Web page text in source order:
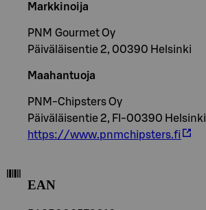
Markkinoija
PNM Gourmet Oy
Päiväläisentie 2, 00390 Helsinki
Maahantuoja
PNM-Chipsters Oy
Päiväläisentie 2, FI-00390 Helsinki
https://www.pnmchipsters.fi
EAN